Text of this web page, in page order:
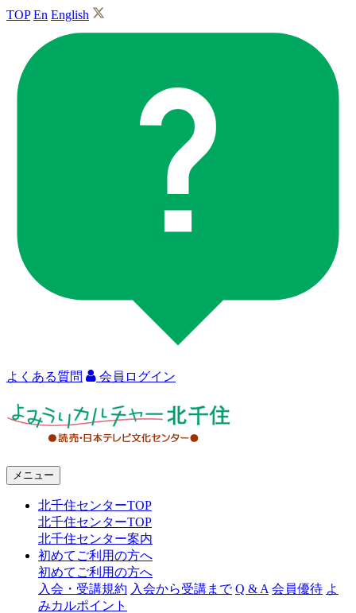
TOP En English
よくある質問 会員ログイン
ャ
メニュー
北千住センターTOP
北千住センターTOP
北千住センター案内
初めてご利用の方へ
初めてご利用の方へ
入会・受講規約 入会から受講まで Q & A 会員優待 よ
みカルポイント